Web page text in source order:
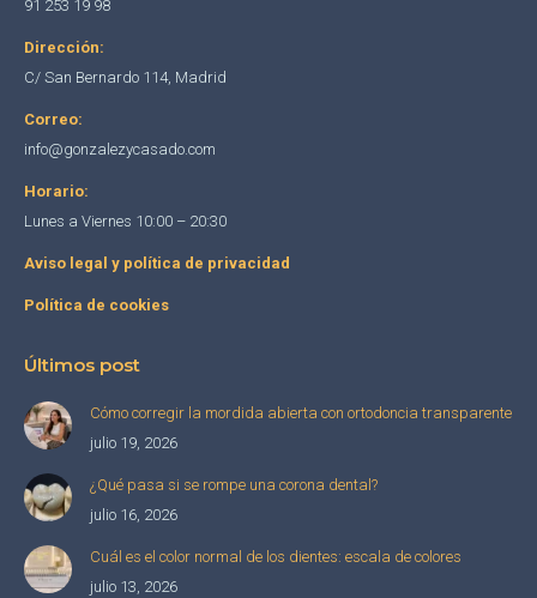
windowwindow
91 253 19 98
Dirección:
C/ San Bernardo 114, Madrid
Correo:
info@gonzalezycasado.com
Horario:
Lunes a Viernes 10:00 – 20:30
Aviso legal y política de privacidad
Política de cookies
Últimos post
Cómo corregir la mordida abierta con ortodoncia transparente
julio 19, 2026
¿Qué pasa si se rompe una corona dental?
julio 16, 2026
Cuál es el color normal de los dientes: escala de colores
julio 13, 2026